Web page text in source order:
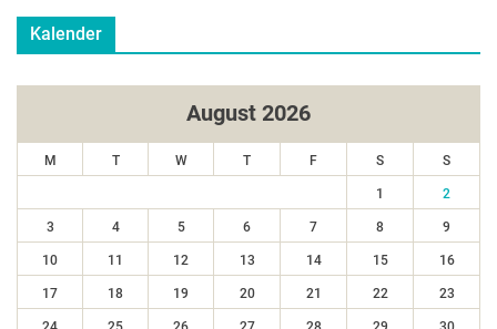
Kalender
August 2026
M T W T F S S
1 2
3 4 5 6 7 8 9
10 11 12 13 14 15 16
17 18 19 20 21 22 23